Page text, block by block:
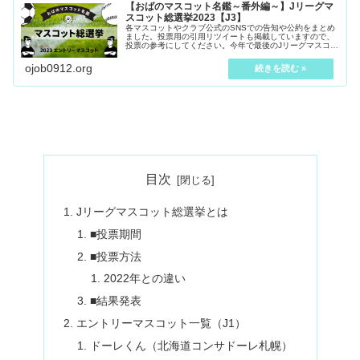
【おばのマスコット名鑑～番外編～】Jリーグマ
スコット総選挙2023【J3】
各マスコットやクラブ公式のSNSでの告知や公約をまとめ
ました。投票用の引用リツイートも掲載していますので、
投票の参考にしてください。今年で最後のJリーグマスコッ
ojob0912.org
目次
Jリーグマスコット総選挙とは
■投票期間
■投票方法
2022年との違い
■結果発表
エントリーマスコット一覧（J1）
ドーレくん（北海道コンサドーレ札幌）